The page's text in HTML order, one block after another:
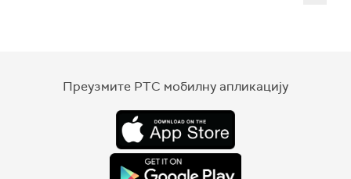
Преузмите РТС мобилну апликацију